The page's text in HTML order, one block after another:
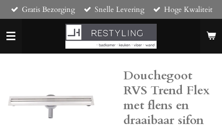
Ga
direct
naar
de
hoofdinhoud
Gratis Bezorging Snelle Levering Hoge Kwaliteit
Douchegoot
RVS Trend Flex
met flens en
draaibaar sifon